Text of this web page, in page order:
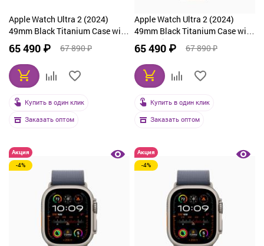
Apple Watch Ultra 2 (2024)
49mm Black Titanium Case with
Green Trail Loop (S/M)
65 490 ₽ 67 890 ₽
Купить в один клик
Заказать оптом
Apple Watch Ultra 2 (2024)
49mm Black Titanium Case with
Tan Alpine Loop Large
65 490 ₽ 67 890 ₽
Купить в один клик
Заказать оптом
Акция
-4%
Акция
-4%